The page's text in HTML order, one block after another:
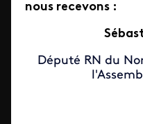
nous recevons :
Député RN du